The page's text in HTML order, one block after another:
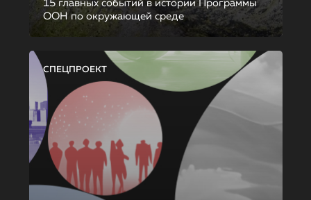
15 главных событий в истории Программы
ООН по окружающей среде
СПЕЦПРОЕКТ